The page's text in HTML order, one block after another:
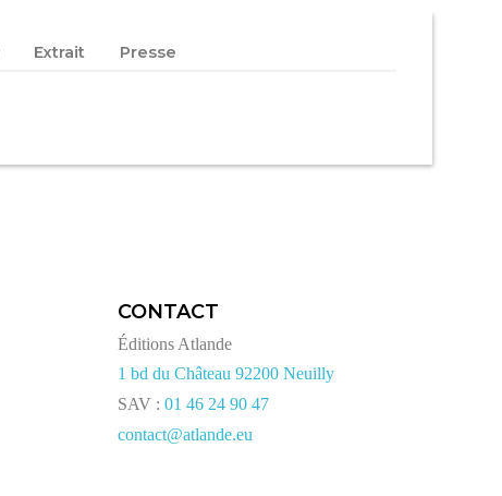
Extrait Presse
CONTACT
Éditions Atlande
1 bd du Château 92200 Neuilly
SAV :01 46 24 90 47
contact@atlande.eu